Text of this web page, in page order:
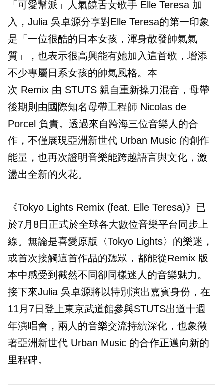
「可愛幫派」人氣饒舌女歌手 Elle Teresa 加
入，Julia 吳卓源分享對Elle Teresa的第一印象
是「一位很酷的日本女孩，渾身散發帥氣氣
質」，也表示很高興能有她加入這首歌，增添
不少專屬日系女孩的帥氣風格。本
次 Remix 由 STUTS 親自重新操刀混音，母帶
後期則由國際知名母帶工程師 Nicolas de
Porcel 負責。透過來自跨海三位音樂人的合
作，不僅展現亞洲新世代 Urban Music 的創作
能量，也再次證明音樂能跨越語言與文化，激
盪出全新的火花。
《Tokyo Lights Remix (feat. Elle Teresa)》已
於7月8日正式於全球各大數位音樂平台同步上
線。無論是喜愛原版〈Tokyo Lights〉的樂迷，
或首次接觸這首作品的聽眾，都能從Remix 版
本中感受到截然不同卻同樣迷人的音樂魅力。
接下來Julia 吳卓源將以特別演出嘉賓身份，在
11月7日登上東京武道館參與STUTS出道十週
年演唱會，兩人的音樂交流持續深化，也象徵
著亞洲新世代 Urban Music 的合作正邁向新的
里程碑。